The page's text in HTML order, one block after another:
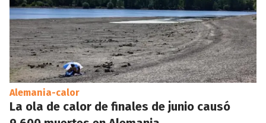
Alemania-calor
La ola de calor de finales de junio causó